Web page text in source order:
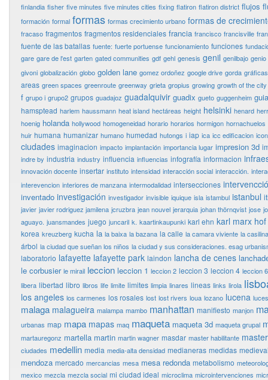
finlandia fisher five minutes five minutes cities fixing flatiron flatiron district flujos
formación formal formas formas crecimiento urbano formas de
fracaso fragmentos fragmentos residenciales francia francisco francisville
fuente de las batallas fuente: fuerte portuense funcionamiento funciones
gare gare de l'est garten gated communities gdf gehl genesis genil genilbajo genio
givoni globalización globo golden lane gomez ordoñez google drive gorda gráficas
areas green spaces greenroute greenway grieta gropius growing growth of the city
f grupo i grupo2 grupos guadajoz guadalquivir guadix gueto guggenheim
hamsptead harlem haussmann heat island hectáreas height helsinki henard
hoenig holanda hollywood homogeneidad horario horarios hormigon hornachuelos
huir humana humanizar humano humedad hutongs i iap ica icc edificacion
ciudades imaginacion impacto implantación importancia lugar impresion 3d
indre by industria industry influencia influencias infografía informacion
innovación docente insertar instituto intensidad interacción social interacción.
interevencion interiores de manzana intermodalidad intersecciones
inventado investigación investigador invisible iquique isla istambul istanbul
javier javier rodriguez jamilena jcruzbra jean nouvel jerarquia johan thörnqvist jose
aguayo. juansmandes juego juncaril k. kaartinkaupunki karl ehn karl marx hof
korea kreuzberg kucha la la baixa la bazana la calle la camara viviente la casilina
árbol la ciudad que sueñan los niños la ciudad y sus consideraciones. esag
laboratorio lafayette lafayette park laindon lancha de cenes
le corbusier le mirail leccion leccion 1 leccion 2 leccion 3 leccion 4 leccion 6
libera libertad libro libros life limite limites limpia linares lineas links lirola
los angeles los carmenes los rosales lost lost rivers loua lozano lucena luces
malaga malagueira malampa mambo manhattan manifiesto manjon
urbanas map mapa mapas maq maqueta maqueta 3d maqueta grupal
martauregonz martella martin martin wagner masdar master habilitante
ciudades medellin media media-alta densidad medianeras medidas
mendoza mercado mercancias mesa mesa redonda metabolismo
mexico mezcla mezcla social mi ciudad ideal microclima microintervenciones